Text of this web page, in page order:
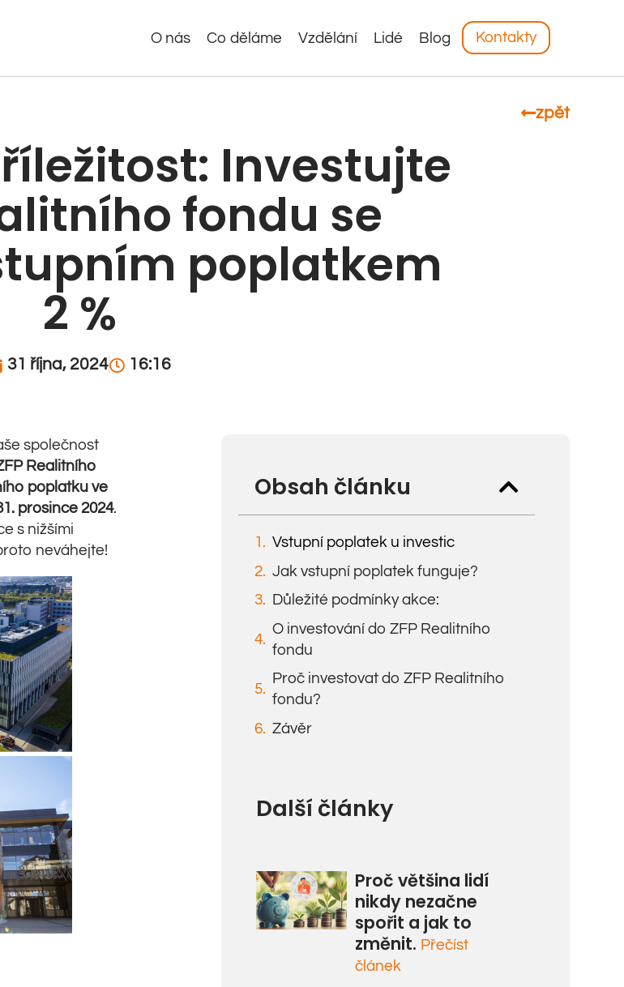
O nás Co děláme Vzdělání Lidé Blog Kontakty
zpět
Investujte
fondu se
poplatkem
2 %
31 října, 2024 16:16
společnost
Realitního
poplatku ve
prosince 2024.
s nižšími
neváhejte!
Obsah článku
Vstupní poplatek u investic
Jak vstupní poplatek funguje?
Důležité podmínky akce:
O investování do ZFP Realitního
fondu
Proč investovat do ZFP Realitního
fondu?
Závěr
Další články
Proč většina lidí
nikdy nezačne
spořit a jak to
změnit. Přečíst
článek